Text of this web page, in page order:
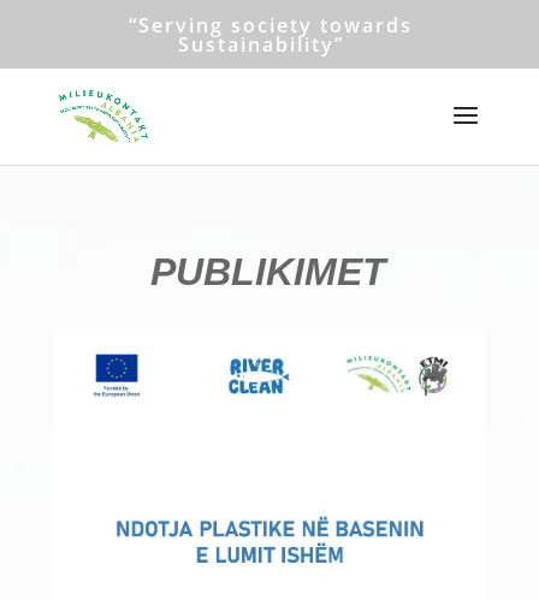
“Serving society towards
Sustainability”
PUBLIKIMET